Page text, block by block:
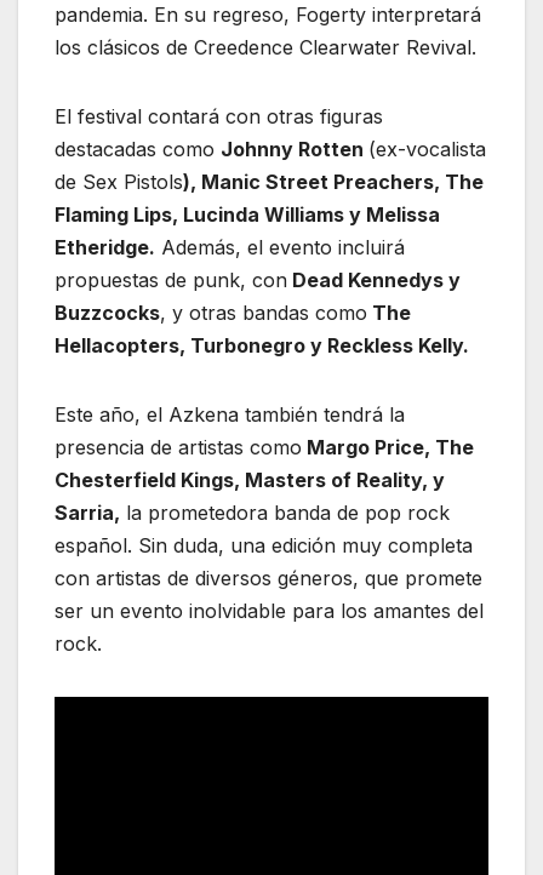
pandemia. En su regreso, Fogerty interpretará
los clásicos de Creedence Clearwater Revival.
El festival contará con otras figuras
destacadas como Johnny Rotten (ex-vocalista
de Sex Pistols), Manic Street Preachers, The
Flaming Lips, Lucinda Williams y Melissa
Etheridge. Además, el evento incluirá
propuestas de punk, con Dead Kennedys y
Buzzcocks, y otras bandas como The
Hellacopters, Turbonegro y Reckless Kelly.
Este año, el Azkena también tendrá la
presencia de artistas como Margo Price, The
Chesterfield Kings, Masters of Reality, y
Sarria, la prometedora banda de pop rock
español. Sin duda, una edición muy completa
con artistas de diversos géneros, que promete
ser un evento inolvidable para los amantes del
rock.